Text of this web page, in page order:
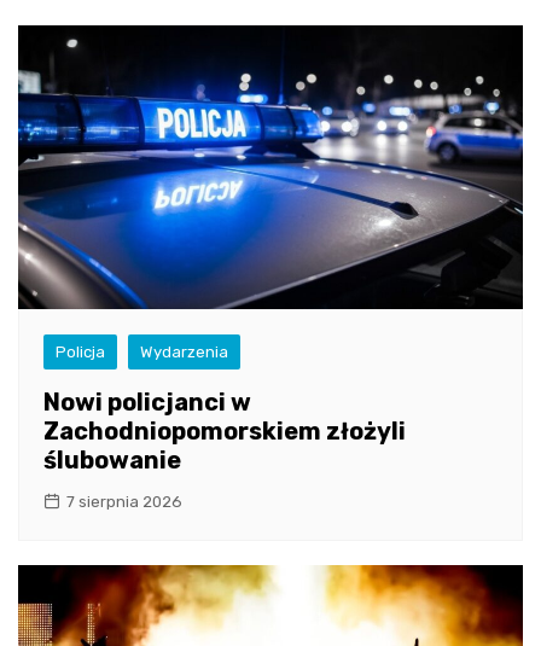
Policja Wydarzenia
Nowi policjanci w
Zachodniopomorskiem złożyli
ślubowanie
7 sierpnia 2026